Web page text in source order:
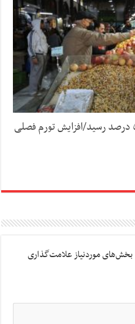
تورم نقطه‌به‌نقطه خدمات به ۵۸ درصد رسید/افزایش تورم فصلی
بخش‌های موردنیاز علامت‌گذاری